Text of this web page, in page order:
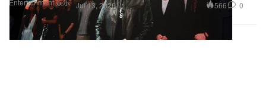
Entertainment 娱乐 Jul 13, 2026 566 0